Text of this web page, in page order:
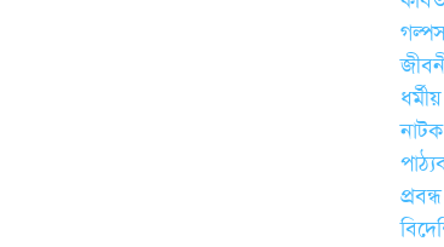
ধর্মীয়
নাটক
প্রবন্ধ